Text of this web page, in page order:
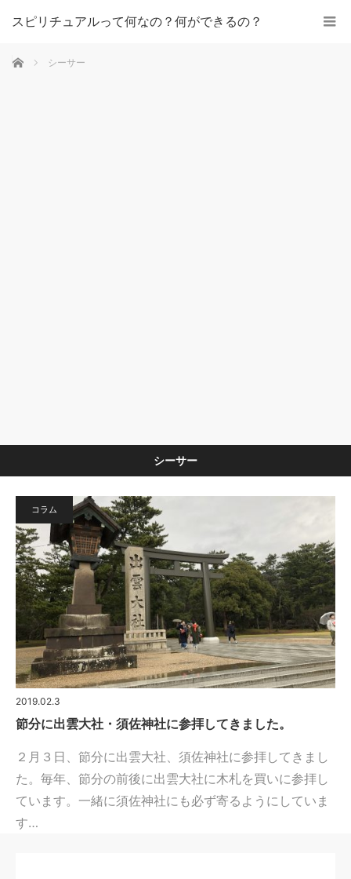
スピリチュアルって何なの？何ができるの？
ホーム シーサー
シーサー
コラム
2019.02.3
節分に出雲大社・須佐神社に参拝してきました。
２月３日、節分に出雲大社、須佐神社に参拝してきまし
た。毎年、節分の前後に出雲大社に木札を買いに参拝し
ています。一緒に須佐神社にも必ず寄るようにしていま
す…